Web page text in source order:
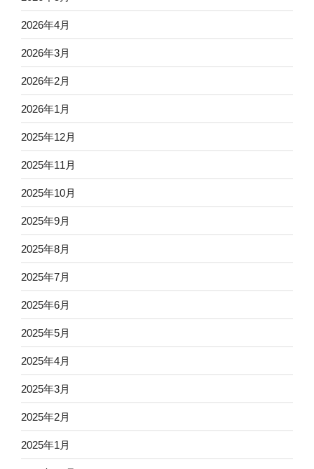
2026年4月
2026年3月
2026年2月
2026年1月
2025年12月
2025年11月
2025年10月
2025年9月
2025年8月
2025年7月
2025年6月
2025年5月
2025年4月
2025年3月
2025年2月
2025年1月